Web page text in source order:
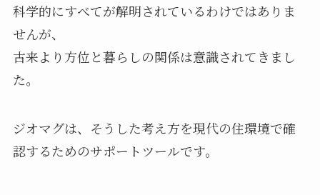
科学的にすべてが解明されているわけではありま
せんが、
古来より方位と暮らしの関係は意識されてきまし
た。
ジオマグは、そうした考え方を現代の住環境で確
認するためのサポートツールです。